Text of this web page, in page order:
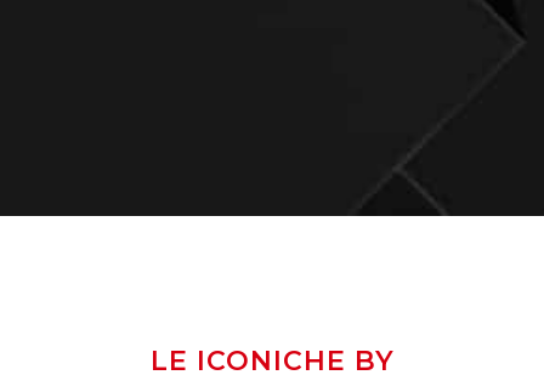
LE ICONICHE BY